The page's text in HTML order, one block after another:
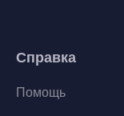
Справка
Помощь